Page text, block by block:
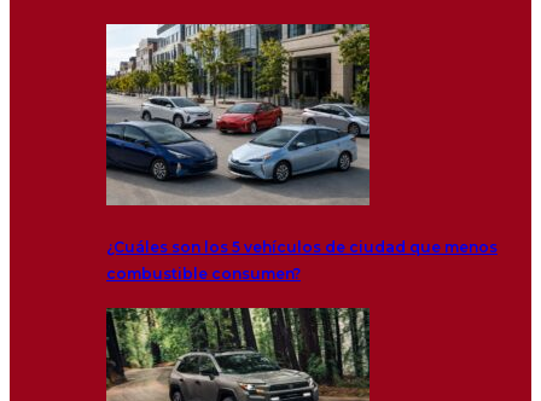
¿Cuáles son los 5 vehículos de ciudad que menos
combustible consumen?